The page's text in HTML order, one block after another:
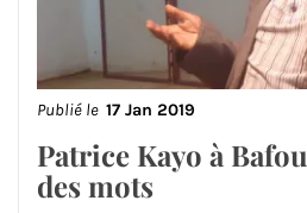
Publié le 17 Jan 2019
Patrice Kayo à
des mots